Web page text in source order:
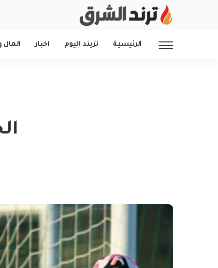
الرئيسية تريند اليوم اخبار المال